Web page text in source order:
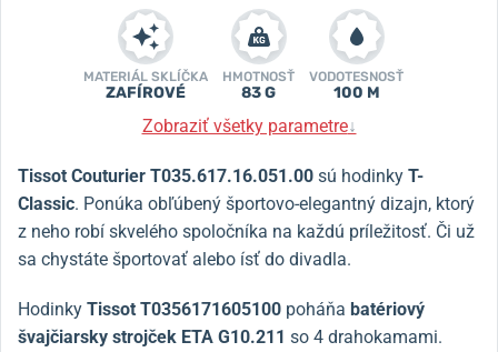
MATERIÁL SKLÍČKA
ZAFÍROVÉ
HMOTNOSŤ
83 G
VODOTESNOSŤ
100 M
Zobraziť všetky parametre↓
Tissot Couturier T035.617.16.051.00 sú hodinky T-
Classic. Ponúka obľúbený športovo-elegantný dizajn, ktorý
z neho robí skvelého spoločníka na každú príležitosť. Či už
sa chystáte športovať alebo ísť do divadla.
Hodinky Tissot T0356171605100 poháňa batériový
švajčiarsky strojček ETA G10.211 so 4 drahokamami.